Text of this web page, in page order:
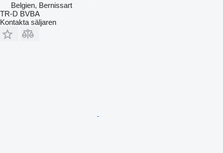
Belgien, Bernissart
TR-D BVBA
Kontakta säljaren